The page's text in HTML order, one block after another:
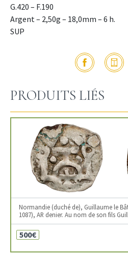
G.420 – F.190
Argent – 2,50g – 18,0mm – 6 h.
SUP
PRODUITS LIÉS
Normandie (duché de), Guillaume le
1087), AR denier. Au nom de son fils
500€